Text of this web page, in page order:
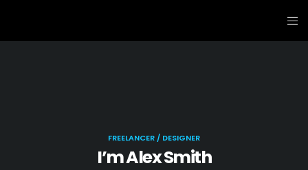
FREELANCER / DESIGNER
I’m Alex Smith